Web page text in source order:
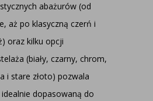
abażurów (od
aż po klasyczną czerń i
oraz kilku opcji
(biały, czarny, chrom,
i stare złoto) pozwala
dopasowaną do